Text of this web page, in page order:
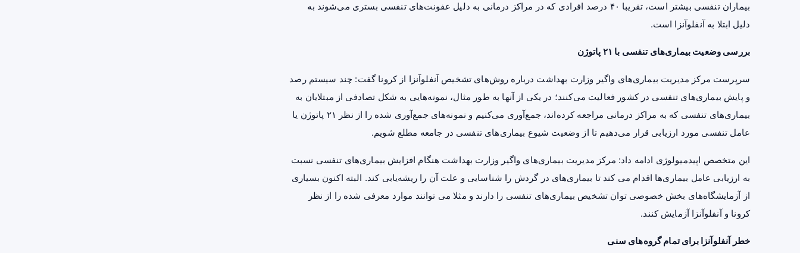
بیماران تنفسی بیشتر است، ‌تقریبا ۴۰ درصد افرادی که در مراکز درمانی به دلیل عفونت‌های تنفسی بستری می‌شوند به
دلیل ابتلا به آنفلوآنزا است.
بررسی وضعیت بیماری‌های تنفسی با ۲۱ پاتوژن
سرپرست مرکز مدیریت بیماری‌های واگیر وزارت بهداشت درباره روش‌های تشخیص آنفلوآنزا از کرونا گفت: چند سیستم رصد
و پایش بیماری‌های تنفسی در کشور فعالیت می‌کنند؛ در یکی از آنها به طور مثال، نمونه‌هایی به شکل تصادفی از مبتلایان به
بیماری‌های تنفسی که به مراکز درمانی مراجعه کرده‌اند، جمع‌آوری می‌کنیم و نمونه‌های جمع‌آوری شده را از نظر ۲۱ پاتوژن یا
عامل تنفسی مورد ارزیابی قرار می‌دهیم تا از وضعیت شیوع بیماری‌های تنفسی در جامعه مطلع شویم.
این متخصص اپیدمیولوژی ادامه داد: مرکز مدیریت بیماری‌های واگیر وزارت بهداشت هنگام افزایش بیماری‌های تنفسی نسبت
به ارزیابی عامل بیماری‌ها اقدام می کند تا بیماری‌های در گردش را شناسایی و علت آن را ریشه‌یابی کند. البته اکنون بسیاری
از آزمایشگاه‌های بخش خصوصی توان تشخیص بیماری‌های تنفسی را دارند و مثلا می توانند موارد معرفی شده را از نظر
کرونا و آنفلوآنزا آزمایش کنند.
خطر آنفلوآنزا برای تمام گروه‌های سنی